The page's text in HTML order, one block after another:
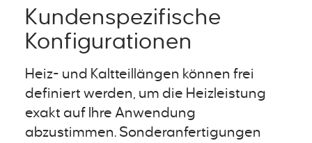
Kundenspezifische
Konfigurationen
Heiz- und Kaltteillängen können frei
definiert werden, um die Heizleistung
exakt auf Ihre Anwendung
abzustimmen. Sonderanfertigungen